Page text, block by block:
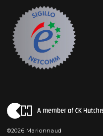
©2026 Marionnaud